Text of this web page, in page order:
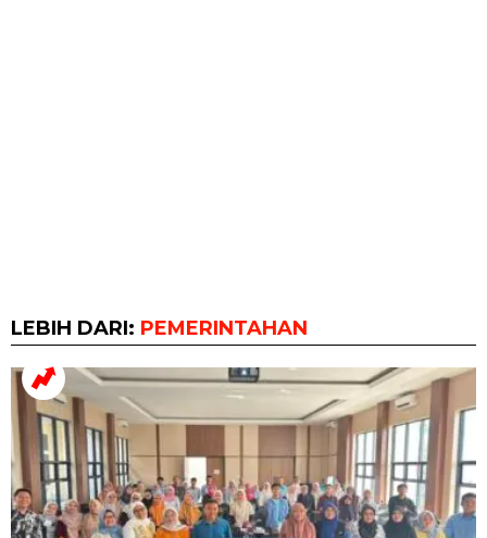
LEBIH DARI: PEMERINTAHAN